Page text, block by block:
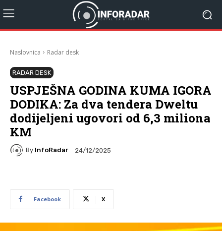
Naslovnica Radar desk
RADAR DESK
USPJEŠNA GODINA KUMA IGORA
DODIKA: Za dva tendera Dweltu
dodijeljeni ugovori od 6,3 miliona
KM
By InfoRadar 24/12/2025
Facebook X